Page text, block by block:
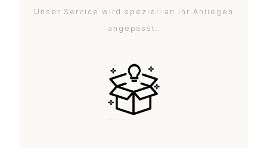
Unser Service wird speziell an Ihr Anliegen
angepasst.